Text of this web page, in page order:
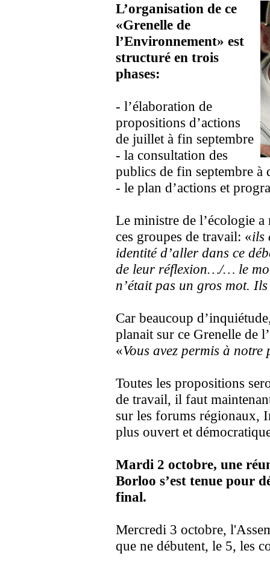
L’organisation de ce
«Grenelle de
l’Environnement» est
structuré en trois
phases:
- l’élaboration de
propositions d’actions
de juillet à fin septembre
- la consultation des
publics de fin septembre à
- le plan d’actions et
Le ministre de l’écologie
ces groupes de travail: «ils
identité d’aller dans ce
de leur réflexion…/… le
n’était pas un gros mot.
Car beaucoup
planait sur ce Grenelle de
«Vous avez permis à
Toutes les propositions
de travail, il faut
sur les forums régionaux,
plus ouvert et
Mardi 2 octobre, une
Borloo s’est tenue pour
final.
Mercredi 3 octobre,
que ne débutent, le 5, les